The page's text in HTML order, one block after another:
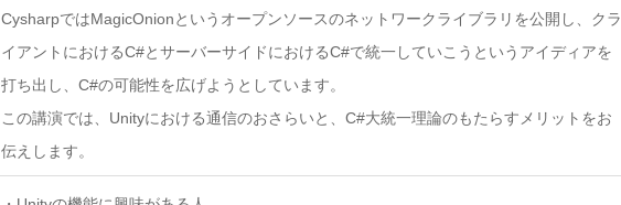
CysharpではMagicOnionというオープンソースのネットワークライブラリを公開し、クラ
イアントにおけるC#とサーバーサイドにおけるC#で統一していこうというアイディアを
打ち出し、C#の可能性を広げようとしています。
この講演では、Unityにおける通信のおさらいと、C#大統一理論のもたらすメリットをお
伝えします。